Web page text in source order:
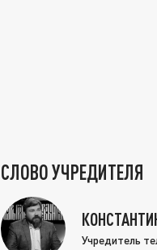
СЛОВО УЧРЕДИТЕЛЯ
Учредитель